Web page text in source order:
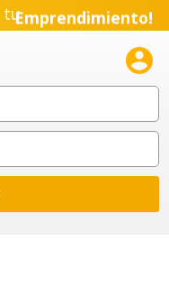
tuEmprendimiento!
